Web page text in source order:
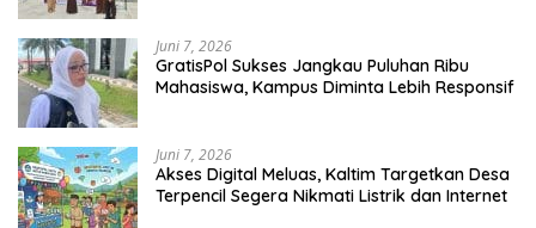
Juni 7, 2026
GratisPol Sukses Jangkau Puluhan Ribu
Mahasiswa, Kampus Diminta Lebih Responsif
Juni 7, 2026
Akses Digital Meluas, Kaltim Targetkan Desa
Terpencil Segera Nikmati Listrik dan Internet